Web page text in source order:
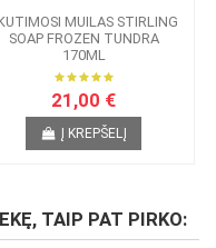
MUILAS STIRLING
SOAP FROZEN TUNDRA
170ML
21,00 €
Į KREPŠELĮ
TAIP PAT PIRKO: